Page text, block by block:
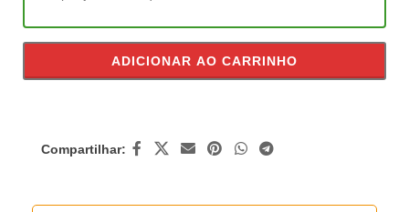
ADICIONAR AO CARRINHO
Compartilhar: